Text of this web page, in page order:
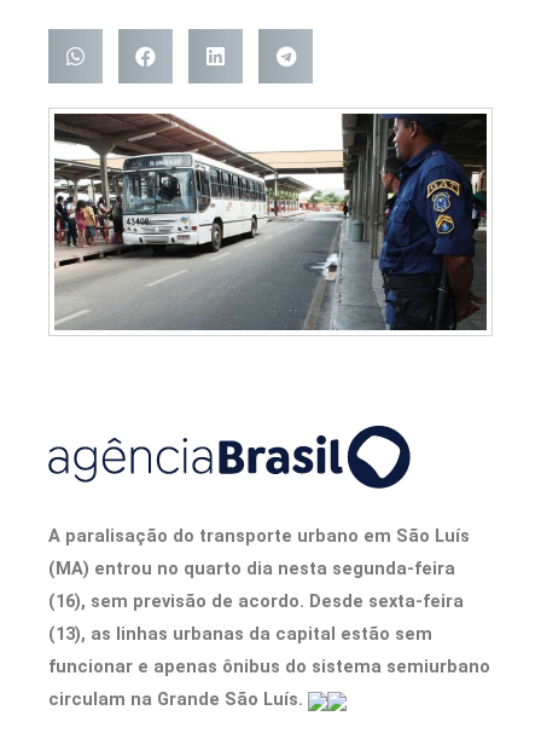
A paralisação do transporte urbano em São Luís
(MA) entrou no quarto dia nesta segunda-feira
(16), sem previsão de acordo. Desde sexta-feira
(13), as linhas urbanas da capital estão sem
funcionar e apenas ônibus do sistema semiurbano
circulam na Grande São Luís.